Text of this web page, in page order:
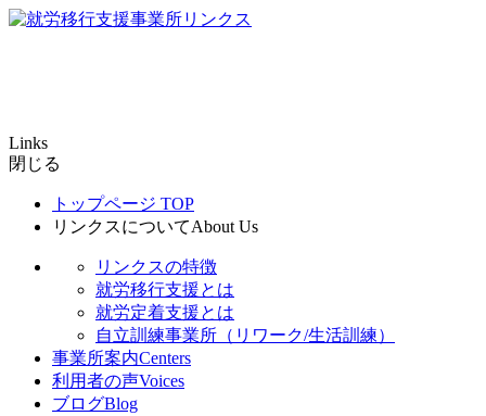
Links
閉じる
トップページ TOP
リンクスについてAbout Us
リンクスの特徴
就労移行支援とは
就労定着支援とは
自立訓練事業所（リワーク/生活訓練）
事業所案内Centers
利用者の声Voices
ブログBlog